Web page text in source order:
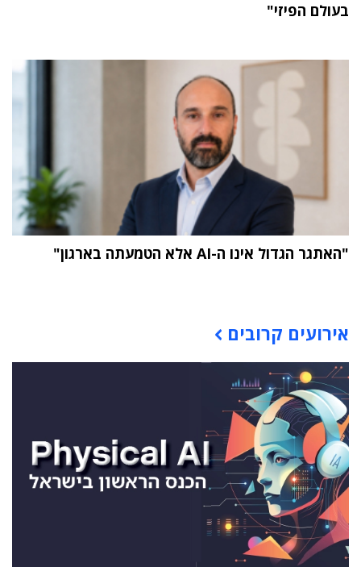
בעולם הפיזי"
"האתגר הגדול אינו ה-AI אלא הטמעתה בארגון"
אירועים קרובים